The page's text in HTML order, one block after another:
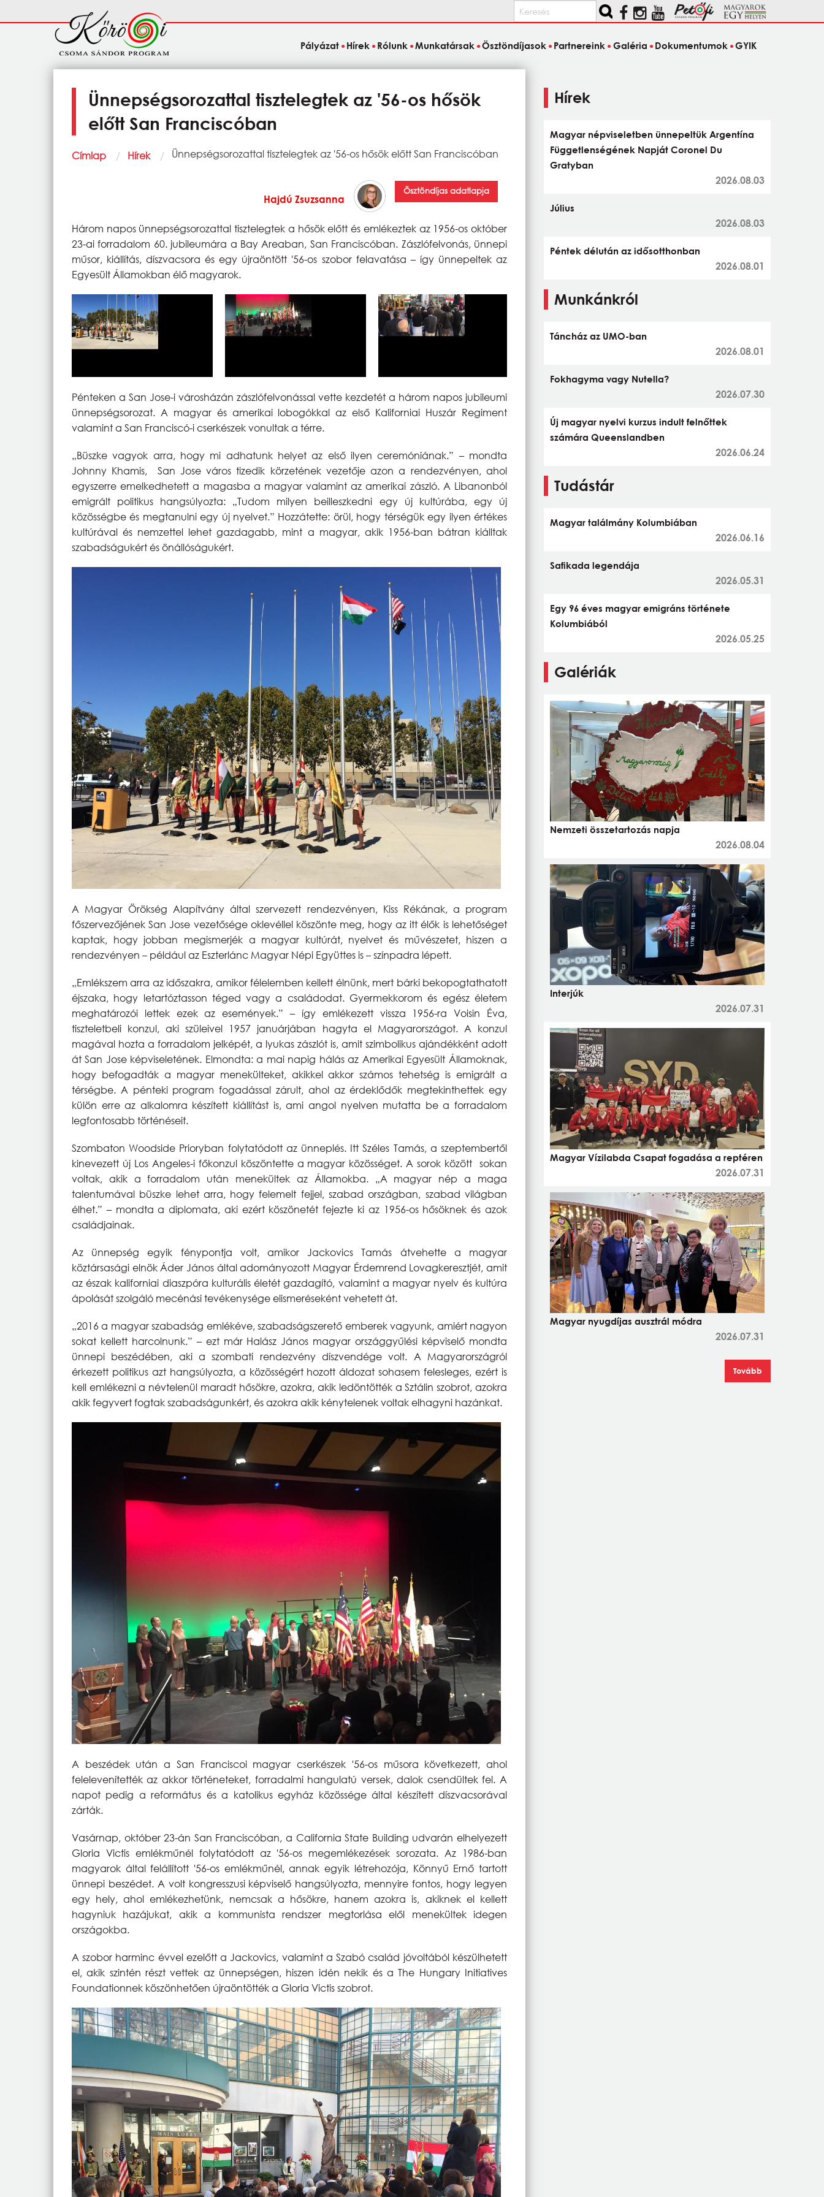
Keresés
Fő
navigáció
Pályázat Hírek Rólunk Munkatársak Ösztöndíjasok Partnereink Galéria Dokumentumok GYIK
Ünnepségsorozattal tisztelegtek az '56-os hősök
előtt San Franciscóban
Morzsa
Címlap Hírek Current:
Ünnepségsorozattal tisztelegtek az '56-os hősök előtt San Franciscóban
Hajdú Zsuzsanna
Ösztöndíjas adatlapja
Három napos ünnepségsorozattal tisztelegtek a hősök előtt és emlékeztek az 1956-os október
23-ai forradalom 60. jubileumára a Bay Areaban, San Franciscóban. Zászlófelvonás, ünnepi
műsor, kiállítás, díszvacsora és egy újraöntött '56-os szobor felavatása – így ünnepeltek az
Egyesült Államokban élő magyarok.
Pénteken a San Jose-i városházán zászlófelvonással vette kezdetét a három napos jubileumi
ünnepségsorozat. A magyar és amerikai lobogókkal az első Kaliforniai Huszár Regiment
valamint a San Franciscó-i cserkészek vonultak a térre.
„Büszke vagyok arra, hogy mi adhatunk helyet az első ilyen ceremóniának.” – mondta
Johnny Khamis, San Jose város tizedik körzetének vezetője azon a rendezvényen, ahol
egyszerre emelkedhetett a magasba a magyar valamint az amerikai zászló. A Libanonból
emigrált politikus hangsúlyozta: „Tudom milyen beilleszkedni egy új kultúrába, egy új
közösségbe és megtanulni egy új nyelvet.” Hozzátette: örül, hogy térségük egy ilyen értékes
kultúrával és nemzettel lehet gazdagabb, mint a magyar, akik 1956-ban bátran kiálltak
szabadságukért és önállóságukért.
A Magyar Örökség Alapítvány által szervezett rendezvényen, Kiss Rékának, a program
főszervezőjének San Jose vezetősége oklevéllel köszönte meg, hogy az itt élők is lehetőséget
kaptak, hogy jobban megismerjék a magyar kultúrát, nyelvet és művészetet, hiszen a
rendezvényen – például az Eszterlánc Magyar Népi Együttes is – színpadra lépett.
„Emlékszem arra az időszakra, amikor félelemben kellett élnünk, mert bárki bekopogtathatott
éjszaka, hogy letartóztasson téged vagy a családodat. Gyermekkorom és egész életem
meghatározói lettek ezek az események.” – így emlékezett vissza 1956-ra Voisin Éva,
tiszteletbeli konzul, aki szüleivel 1957 januárjában hagyta el Magyarországot. A konzul
magával hozta a forradalom jelképét, a lyukas zászlót is, amit szimbolikus ajándékként adott
át San Jose képviseletének. Elmondta: a mai napig hálás az Amerikai Egyesült Államoknak,
hogy befogadták a magyar menekülteket, akikkel akkor számos tehetség is emigrált a
térségbe. A pénteki program fogadással zárult, ahol az érdeklődők megtekinthettek egy
külön erre az alkalomra készített kiállítást is, ami angol nyelven mutatta be a forradalom
legfontosabb történéseit.
Szombaton Woodside Prioryban folytatódott az ünneplés. Itt Széles Tamás, a szeptembertől
kinevezett új Los Angeles-i főkonzul köszöntette a magyar közösséget. A sorok között sokan
voltak, akik a forradalom után menekültek az Államokba. „A magyar nép a maga
talentumával büszke lehet arra, hogy felemelt fejjel, szabad országban, szabad világban
élhet.” – mondta a diplomata, aki ezért köszönetét fejezte ki az 1956-os hősöknek és azok
családjainak.
Az ünnepség egyik fénypontja volt, amikor Jackovics Tamás átvehette a magyar
köztársasági elnök Áder János által adományozott Magyar Érdemrend Lovagkeresztjét, amit
az észak kaliforniai diaszpóra kulturális életét gazdagító, valamint a magyar nyelv és kultúra
ápolását szolgáló mecénási tevékenysége elismeréseként vehetett át.
„2016 a magyar szabadság emlékéve, szabadságszerető emberek vagyunk, amiért nagyon
sokat kellett harcolnunk.” – ezt már Halász János magyar országgyűlési képviselő mondta
ünnepi beszédében, aki a szombati rendezvény díszvendége volt. A Magyarországról
érkezett politikus azt hangsúlyozta, a közösségért hozott áldozat sohasem felesleges, ezért is
kell emlékezni a névtelenül maradt hősökre, azokra, akik ledöntötték a Sztálin szobrot, azokra
akik fegyvert fogtak szabadságunkért, és azokra akik kénytelenek voltak elhagyni hazánkat.
A beszédek után a San Franciscoi magyar cserkészek '56-os műsora következett, ahol
felelevenítették az akkor történeteket, forradalmi hangulatú versek, dalok csendültek fel. A
napot pedig a református és a katolikus egyház közössége által készített díszvacsorával
zárták.
Vasárnap, október 23-án San Franciscóban, a California State Building udvarán elhelyezett
Gloria Victis emlékműnél folytatódott az '56-os megemlékezések sorozata. Az 1986-ban
magyarok által felállított '56-os emlékműnél, annak egyik létrehozója, Könnyű Ernő tartott
ünnepi beszédet. A volt kongresszusi képviselő hangsúlyozta, mennyire fontos, hogy legyen
egy hely, ahol emlékezhetünk, nemcsak a hősökre, hanem azokra is, akiknek el kellett
hagyniuk hazájukat, akik a kommunista rendszer megtorlása elől menekültek idegen
országokba.
A szobor harminc évvel ezelőtt a Jackovics, valamint a Szabó család jóvoltából készülhetett
el, akik szintén részt vettek az ünnepségen, hiszen idén nekik és a The Hungary Initiatives
Foundationnek köszönhetően újraöntötték a Gloria Victis szobrot.
Hírek
Magyar népviseletben ünnepeltük Argentína
Függetlenségének Napját Coronel Du
Gratyban
2026.08.03
Július
2026.08.03
Péntek délután az idősotthonban
2026.08.01
Munkánkról
Táncház az UMO-ban
2026.08.01
Fokhagyma vagy Nutella?
2026.07.30
Új magyar nyelvi kurzus indult felnőttek
számára Queenslandben
2026.06.24
Tudástár
Magyar találmány Kolumbiában
2026.06.16
Safikada legendája
2026.05.31
Egy 96 éves magyar emigráns története
Kolumbiából
2026.05.25
Galériák
Nemzeti összetartozás napja
2026.08.04
Interjúk
2026.07.31
Magyar Vízilabda Csapat fogadása a reptéren
2026.07.31
Magyar nyugdíjas ausztrál módra
2026.07.31
Tovább